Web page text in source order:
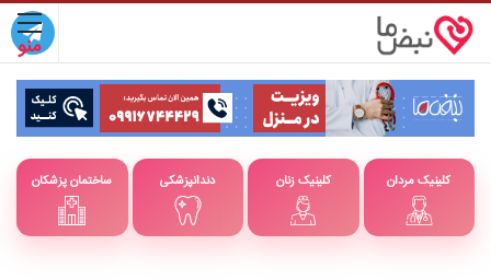
ساختمان پزشکان دندانپزشکی کلینیک زنان کلینیک مردان